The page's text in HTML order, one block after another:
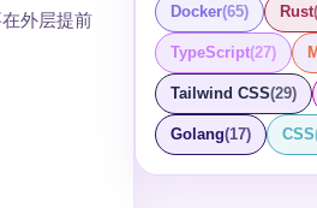
外层提前
Docker(65) Rust(
TypeScript(27)
Tailwind CSS(29)
Golang(17) CSS